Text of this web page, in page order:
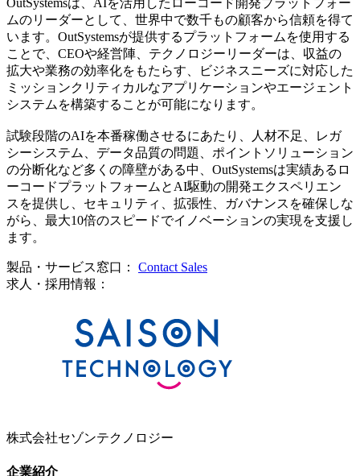
OutSystemsは、AIを活用したローコード開発プラットフォー
ムのリーダーとして、世界中で数千もの顧客から信頼を得て
います。OutSystemsが提供するプラットフォームを使用する
ことで、CEOや経営陣、テクノロジーリーダーは、収益の
拡大や業務の効率化をもたらす、ビジネスニーズに対応した
ミッションクリティカルなアプリケーションやエージェント
システムを構築することが可能になります。
試験段階のAIを本番稼働させるにあたり、人材不足、レガ
シーシステム、データ品質の問題、ポイントソリューション
の分断化など多くの障壁がある中、OutSystemsは実績あるロ
ーコードプラットフォームとAI駆動の開発エクスペリエン
スを提供し、セキュリティ、拡張性、ガバナンスを確保しな
がら、最大10倍のスピードでイノベーションの実現を支援し
ます。
製品・サービス窓口： Contact Sales
求人・採用情報：
株式会社セゾンテクノロジー
企業紹介